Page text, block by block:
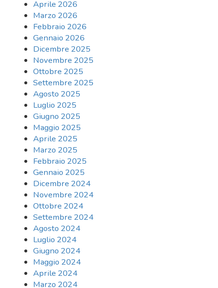
Aprile 2026
Marzo 2026
Febbraio 2026
Gennaio 2026
Dicembre 2025
Novembre 2025
Ottobre 2025
Settembre 2025
Agosto 2025
Luglio 2025
Giugno 2025
Maggio 2025
Aprile 2025
Marzo 2025
Febbraio 2025
Gennaio 2025
Dicembre 2024
Novembre 2024
Ottobre 2024
Settembre 2024
Agosto 2024
Luglio 2024
Giugno 2024
Maggio 2024
Aprile 2024
Marzo 2024